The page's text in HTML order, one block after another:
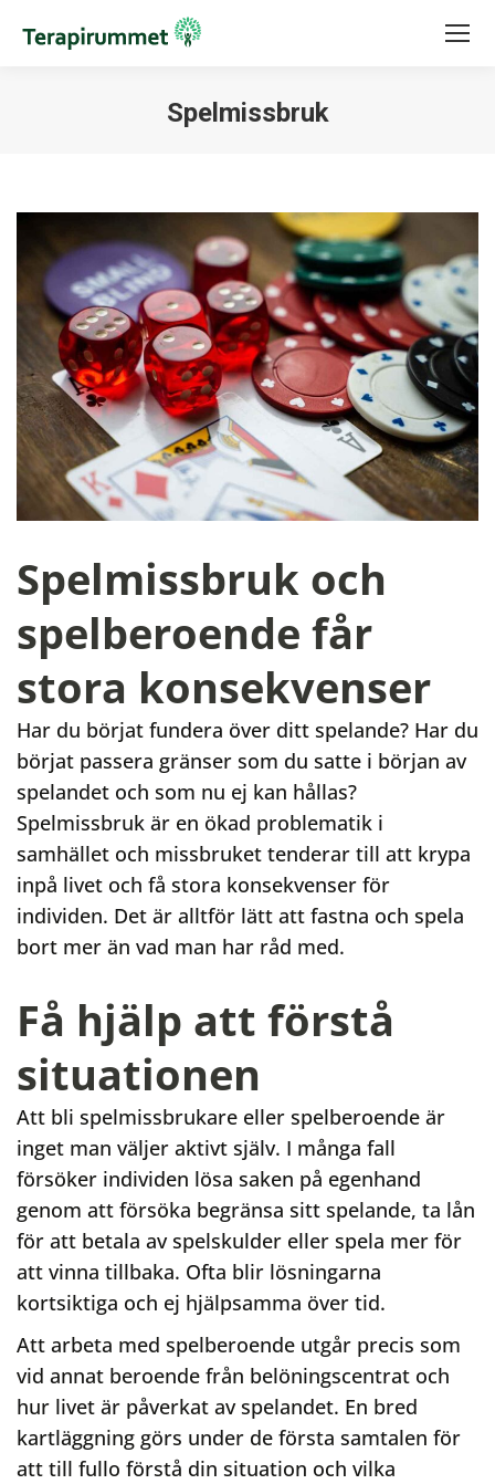
Spelmissbruk
Spelmissbruk och
spelberoende får
stora konsekvenser
Har du börjat fundera över ditt spelande? Har du
börjat passera gränser som du satte i början av
spelandet och som nu ej kan hållas?
Spelmissbruk är en ökad problematik i
samhället och missbruket tenderar till att krypa
inpå livet och få stora konsekvenser för
individen. Det är alltför lätt att fastna och spela
bort mer än vad man har råd med.
Få hjälp att förstå
situationen
Att bli spelmissbrukare eller spelberoende är
inget man väljer aktivt själv. I många fall
försöker individen lösa saken på egenhand
genom att försöka begränsa sitt spelande, ta lån
för att betala av spelskulder eller spela mer för
att vinna tillbaka. Ofta blir lösningarna
kortsiktiga och ej hjälpsamma över tid.
Att arbeta med spelberoende utgår precis som
vid annat beroende från belöningscentrat och
hur livet är påverkat av spelandet. En bred
kartläggning görs under de första samtalen för
att till fullo förstå din situation och vilka